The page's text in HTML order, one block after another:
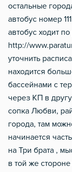
остальные
автобус номер
автобус ходит
http://
уточнить
находится
бассейнами с
через КП в
сопка Любви,
города, там
начинается
на Три брата ,
в той же